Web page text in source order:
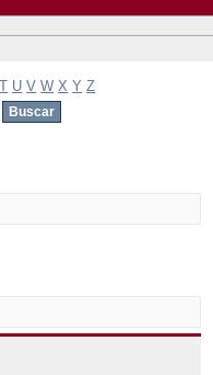
T U V W X Y Z